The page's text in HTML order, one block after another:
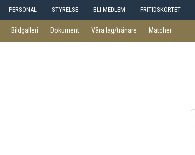
PERSONAL STYRELSE BLI MEDLEM FRITIDSKORTET
Bildgalleri Dokument Våra lag/tränare Matcher